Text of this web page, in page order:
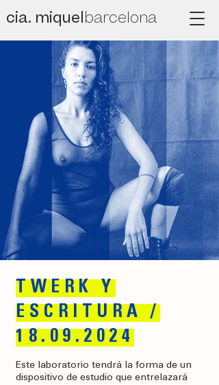
cia. miquelbarcelona
TWERK Y
ESCRITURA
/
18 .09.2024
Este laboratorio tendrá la forma de un
dispositivo de estudio que entrelazará